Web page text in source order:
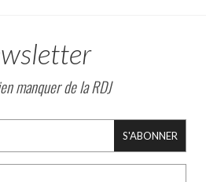
manquer de la RDJ
S'ABONNER